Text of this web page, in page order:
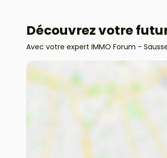
Découvrez votre
Avec votre expert IMMO Forum -